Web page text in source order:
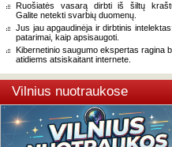
Ruošiatės vasarą dirbti iš šiltų
Galite netekti svarbių duomenų.
Jus jau apgaudinėja ir dirbtinis
patarimai, kaip apsisaugoti.
Kibernetinio saugumo ekspertas ragina
atidiems atsiskaitant internete.
Vilnius nuotraukose